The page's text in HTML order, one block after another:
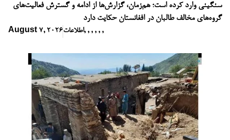
سنگینی وارد کرده است؛ هم‌زمان، گزارش‌ها از ادامه و گسترش فعالیت‌های
گروه‌های مخالف طالبان در افغانستان حکایت دارد
August 7, 2026اطلاعات, , , , , ,